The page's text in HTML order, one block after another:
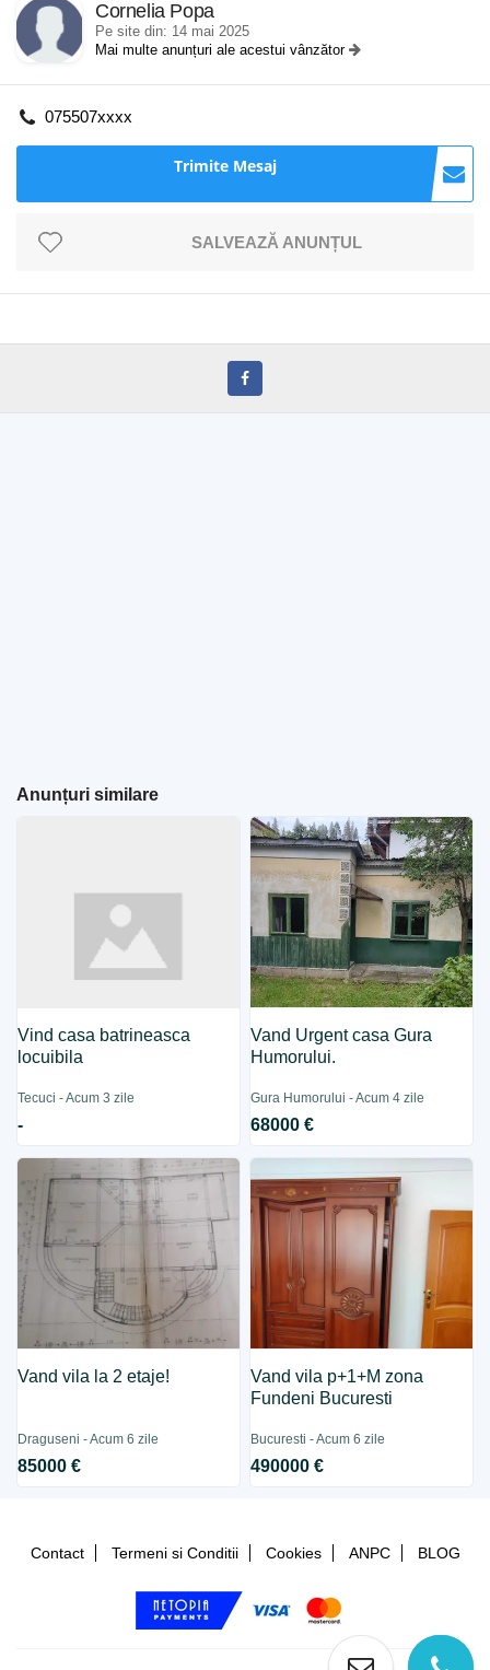
Cornelia Popa
Pe site din: 14 mai 2025
Mai multe anunțuri ale acestui vânzător
075507xxxx
Trimite Mesaj
SALVEAZĂ ANUNȚUL
Anunțuri similare
Vind casa batrineasca
locuibila
Tecuci - Acum 3 zile
-
Vand Urgent casa Gura
Humorului.
Gura Humorului - Acum 4 zile
68000 €
Vand vila la 2 etaje!
Draguseni - Acum 6 zile
85000 €
Vand vila p+1+M zona
Fundeni Bucuresti
Bucuresti - Acum 6 zile
490000 €
Contact Termeni si Conditii Cookies ANPC BLOG